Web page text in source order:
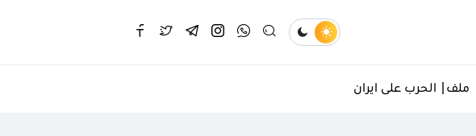
ملف| الحرب على ايران